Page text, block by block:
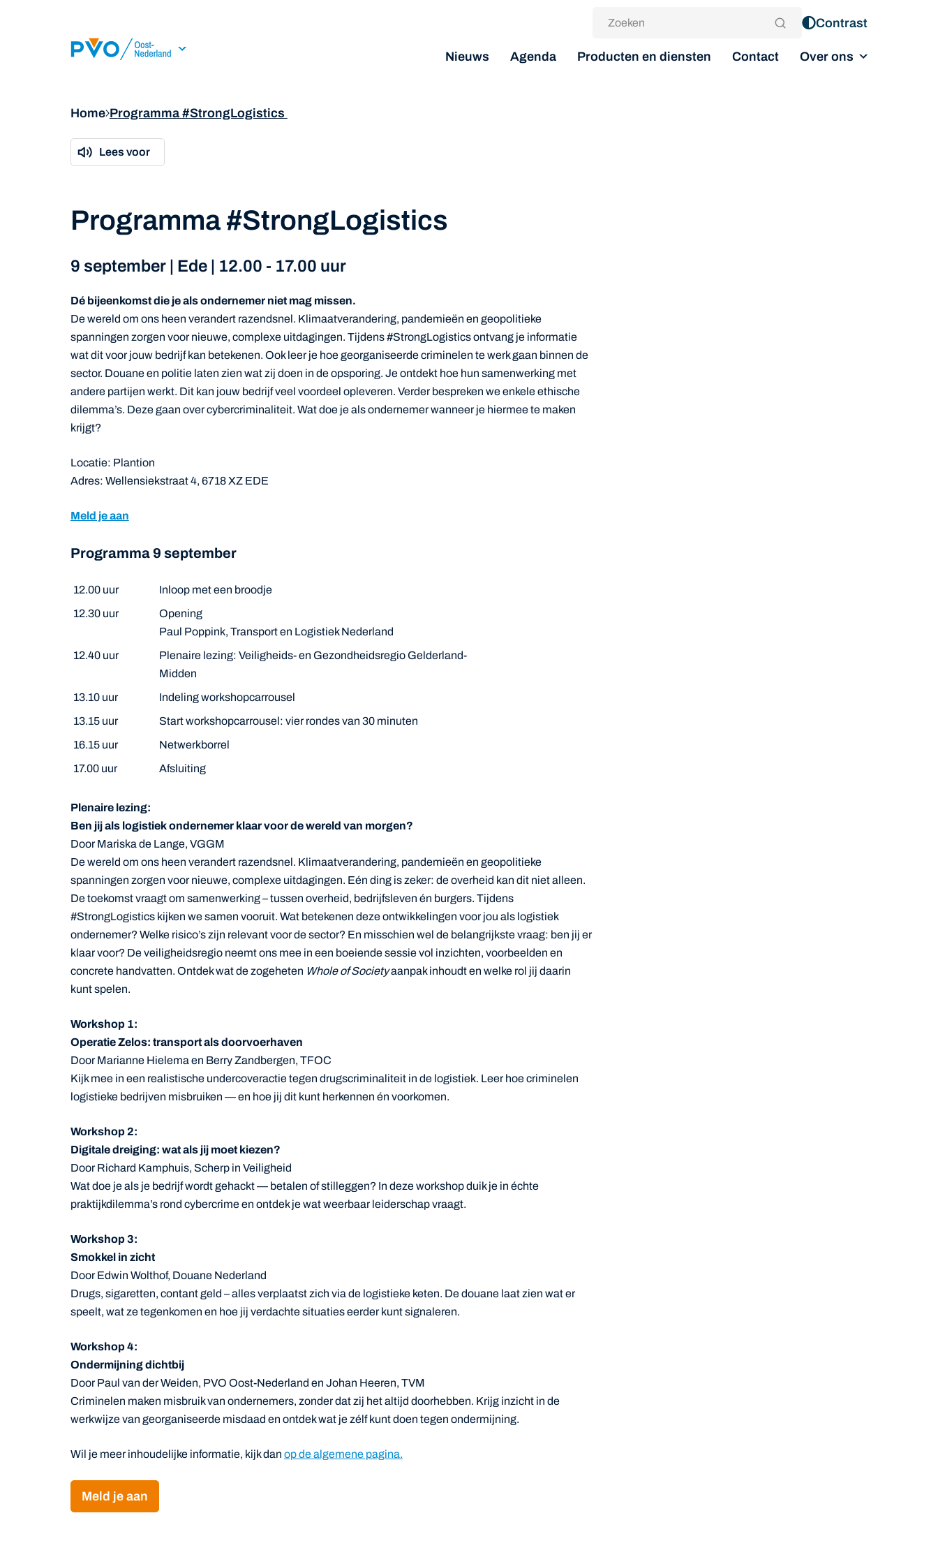
Contrast
Nieuws Agenda Producten en diensten Contact Over ons
Home Programma #StrongLogistics
Lees voor
Programma #StrongLogistics
9 september | Ede | 12.00 - 17.00 uur
Dé bijeenkomst die je als ondernemer niet mag missen.
De wereld om ons heen verandert razendsnel. Klimaatverandering, pandemieën en geopolitieke
spanningen zorgen voor nieuwe, complexe uitdagingen. Tijdens #StrongLogistics ontvang je informatie
wat dit voor jouw bedrijf kan betekenen. Ook leer je hoe georganiseerde criminelen te werk gaan binnen de
sector. Douane en politie laten zien wat zij doen in de opsporing. Je ontdekt hoe hun samenwerking met
andere partijen werkt. Dit kan jouw bedrijf veel voordeel opleveren. Verder bespreken we enkele ethische
dilemma’s. Deze gaan over cybercriminaliteit. Wat doe je als ondernemer wanneer je hiermee te maken
krijgt?
Locatie: Plantion
Adres: Wellensiekstraat 4, 6718 XZ EDE
Meld je aan
Programma 9 september
12.00 uur
Inloop met een broodje
12.30 uur
Opening
Paul Poppink, Transport en Logistiek Nederland
12.40 uur
Plenaire lezing: Veiligheids- en Gezondheidsregio Gelderland-
Midden
13.10 uur
Indeling workshopcarrousel
13.15 uur
Start workshopcarrousel: vier rondes van 30 minuten
16.15 uur
Netwerkborrel
17.00 uur
Afsluiting
Plenaire lezing:
Ben jij als logistiek ondernemer klaar voor de wereld van morgen?
Door Mariska de Lange, VGGM
De wereld om ons heen verandert razendsnel. Klimaatverandering, pandemieën en geopolitieke
spanningen zorgen voor nieuwe, complexe uitdagingen. Eén ding is zeker: de overheid kan dit niet alleen.
De toekomst vraagt om samenwerking – tussen overheid, bedrijfsleven én burgers. Tijdens
#StrongLogistics kijken we samen vooruit. Wat betekenen deze ontwikkelingen voor jou als logistiek
ondernemer? Welke risico’s zijn relevant voor de sector? En misschien wel de belangrijkste vraag: ben jij er
klaar voor? De veiligheidsregio neemt ons mee in een boeiende sessie vol inzichten, voorbeelden en
concrete handvatten. Ontdek wat de zogeheten Whole of Societyaanpak inhoudt en welke rol jij daarin
kunt spelen.
Workshop 1:
Operatie Zelos: transport als doorvoerhaven
Door Marianne Hielema en Berry Zandbergen, TFOC
Kijk mee in een realistische undercoveractie tegen drugscriminaliteit in de logistiek. Leer hoe criminelen
logistieke bedrijven misbruiken — en hoe jij dit kunt herkennen én voorkomen.
Workshop 2:
Digitale dreiging: wat als jij moet kiezen?
Door Richard Kamphuis, Scherp in Veiligheid
Wat doe je als je bedrijf wordt gehackt — betalen of stilleggen? In deze workshop duik je in échte
praktijkdilemma’s rond cybercrime en ontdek je wat weerbaar leiderschap vraagt.
Workshop 3:
Smokkel in zicht
Door Edwin Wolthof, Douane Nederland
Drugs, sigaretten, contant geld – alles verplaatst zich via de logistieke keten. De douane laat zien wat er
speelt, wat ze tegenkomen en hoe jij verdachte situaties eerder kunt signaleren.
Workshop 4:
Ondermijning dichtbij
Door Paul van der Weiden, PVO Oost-Nederland en Johan Heeren, TVM
Criminelen maken misbruik van ondernemers, zonder dat zij het altijd doorhebben. Krijg inzicht in de
werkwijze van georganiseerde misdaad en ontdek wat je zélf kunt doen tegen ondermijning.
Wil je meer inhoudelijke informatie, kijk dan op de algemene pagina.
Meld je aan